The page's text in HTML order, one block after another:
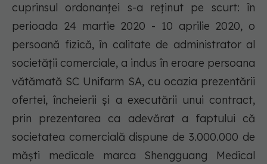
cuprinsul ordonanţei s-a reţinut pe scurt: în
perioada 24 martie 2020 - 10 aprilie 2020, o
persoană fizică, în calitate de administrator al
societăţii comerciale, a indus în eroare persoana
vătămată SC Unifarm SA, cu ocazia prezentării
ofertei, încheierii şi a executării unui contract,
prin prezentarea ca adevărat a faptului că
societatea comercială dispune de 3.000.000 de
măşti medicale marca Shengguang Medical